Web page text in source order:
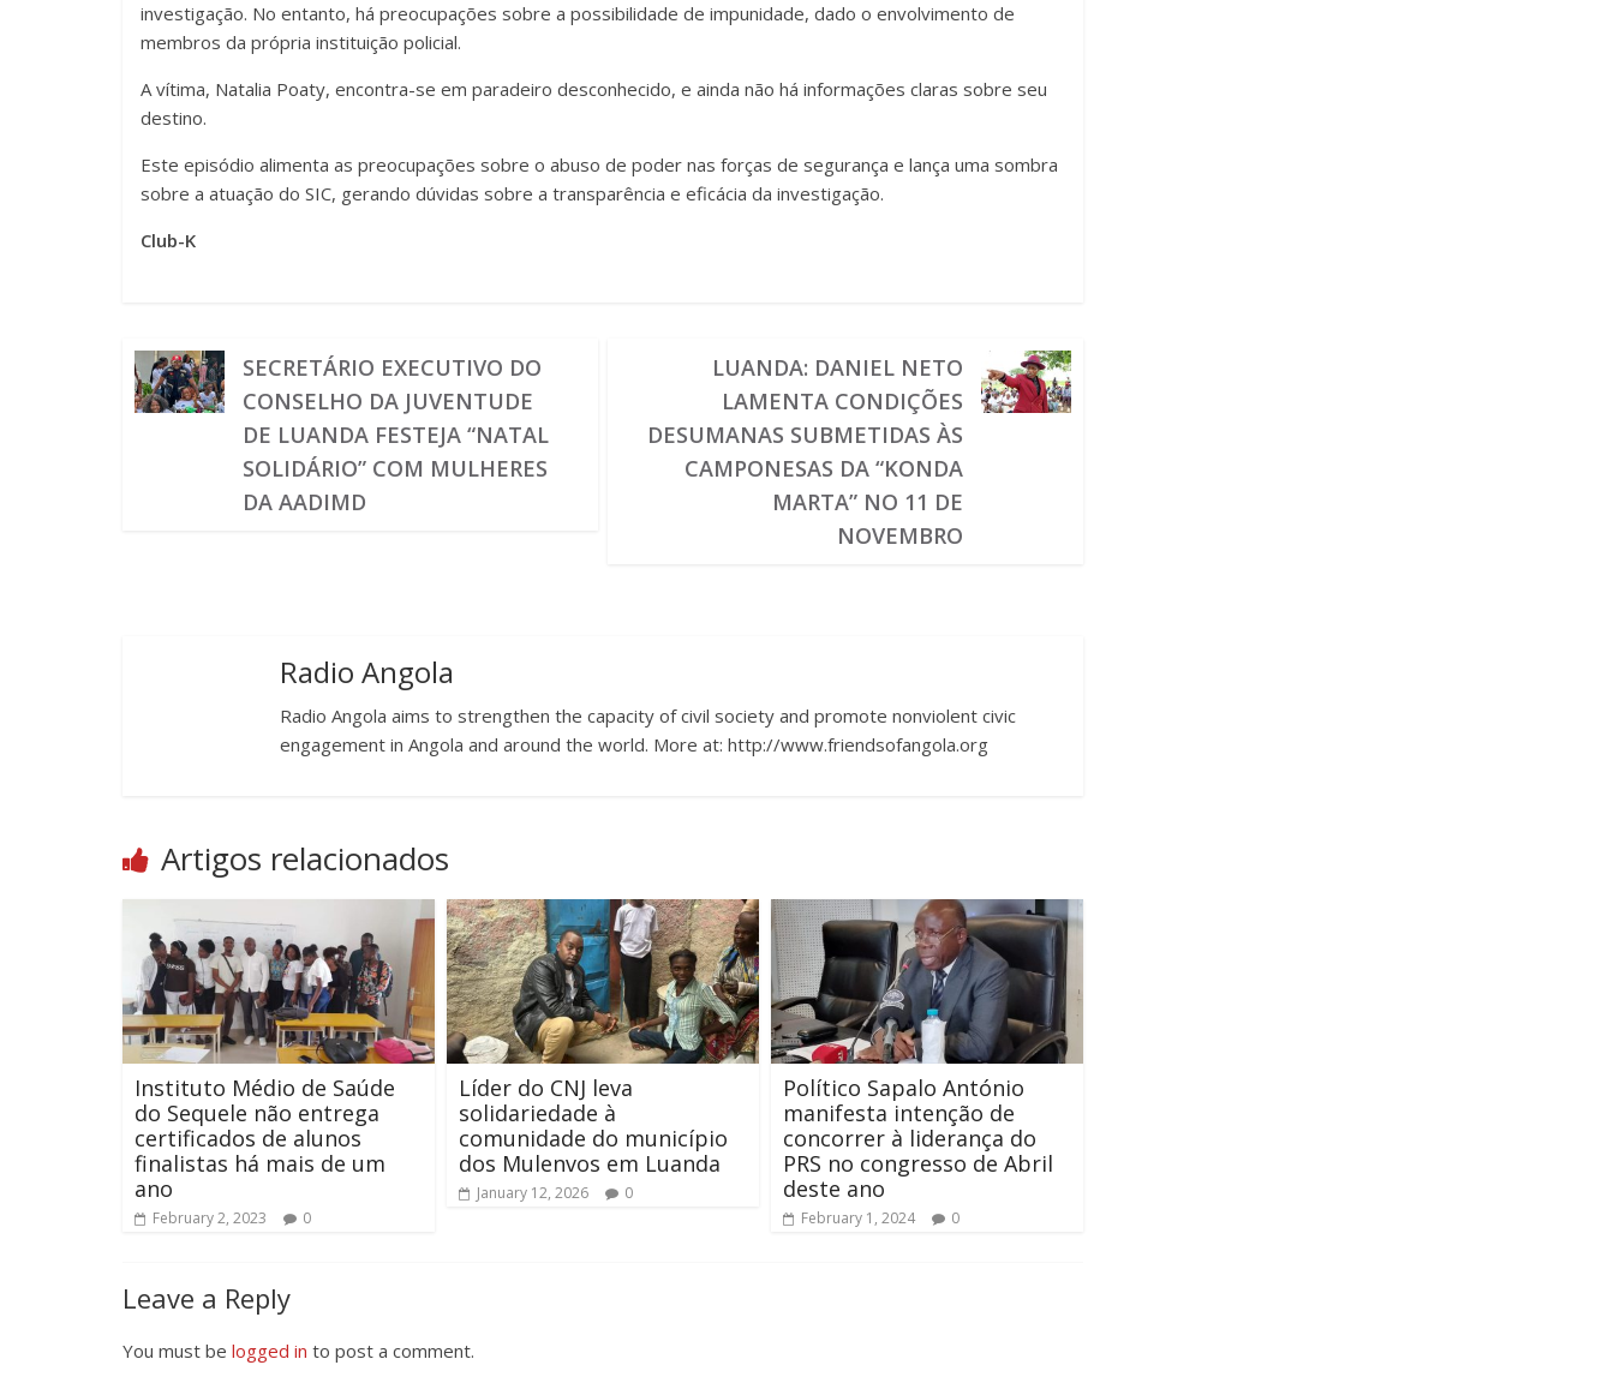
investigação. No entanto, há preocupações sobre a possibilidade de impunidade, dado o envolvimento de
membros da própria instituição policial.
A vítima, Natalia Poaty, encontra-se em paradeiro desconhecido, e ainda não há informações claras sobre seu
destino.
Este episódio alimenta as preocupações sobre o abuso de poder nas forças de segurança e lança uma sombra
sobre a atuação do SIC, gerando dúvidas sobre a transparência e eficácia da investigação.
Club-K
SECRETÁRIO EXECUTIVO DO
CONSELHO DA JUVENTUDE
DE LUANDA FESTEJA “NATAL
SOLIDÁRIO” COM MULHERES
DA AADIMD
LUANDA: DANIEL NETO
LAMENTA CONDIÇÕES
DESUMANAS SUBMETIDAS ÀS
CAMPONESAS DA “KONDA
MARTA” NO 11 DE
NOVEMBRO
Radio Angola
Radio Angola aims to strengthen the capacity of civil society and promote nonviolent civic
engagement in Angola and around the world. More at: http://www.friendsofangola.org
Artigos relacionados
Instituto Médio de Saúde
do Sequele não entrega
certificados de alunos
finalistas há mais de um
ano
February 2, 2023 0
Líder do CNJ leva
solidariedade à
comunidade do município
dos Mulenvos em Luanda
January 12, 2026 0
Político Sapalo António
manifesta intenção de
concorrer à liderança do
PRS no congresso de Abril
deste ano
February 1, 2024 0
Leave a Reply
You must be logged in to post a comment.